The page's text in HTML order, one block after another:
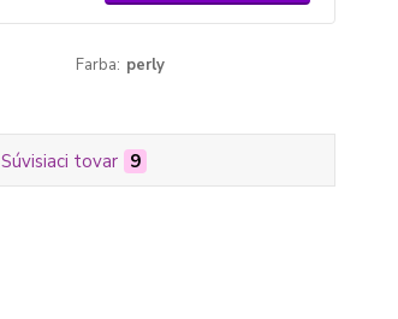
Farba: perly
Súvisiaci tovar 9